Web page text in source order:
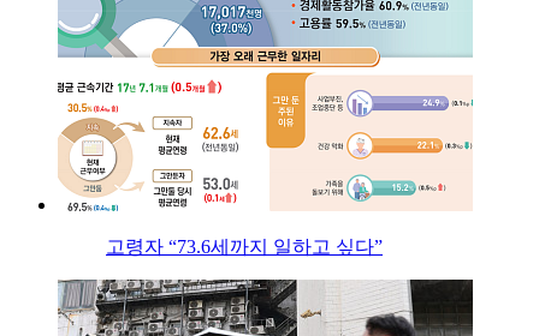
고령자 “73.6세까지 일하고 싶다”